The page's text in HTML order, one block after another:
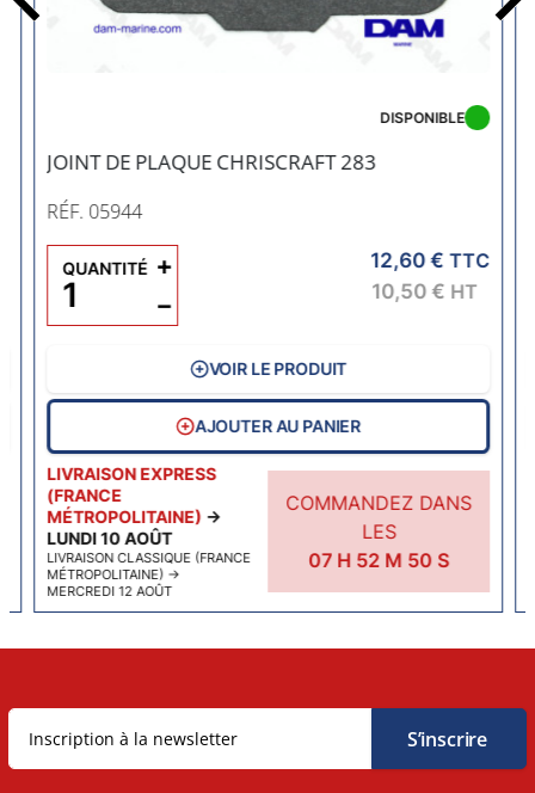
JOINT DE PLAQUE CHRISCRAFT 283
RÉF. 05944
LIVRAISON EXPRESS
(FRANCE
MÉTROPOLITAINE) →
LUNDI 10 AOÛT
LIVRAISON CLASSIQUE (FRANCE
MÉTROPOLITAINE) →
MERCREDI 12 AOÛT
COMMANDEZ DANS
LES
07 H 52 M 49 S
DISPONIBLE
12,60 € TTC
10,50 € HT
QUANTITÉ
−
+
VOIR LE PRODUIT
AJOUTER AU PANIER
Précédent